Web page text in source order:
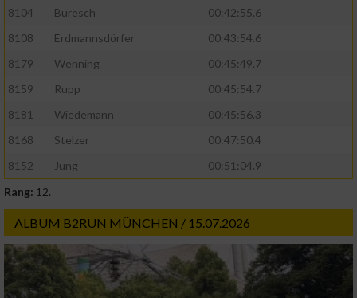
8104
Buresch
00:42:55.6
8108
Erdmannsdörfer
00:43:54.6
8179
Wenning
00:45:49.7
8159
Rupp
00:45:54.7
8181
Wiedemann
00:45:56.3
8168
Stelzer
00:47:50.4
8152
Jung
00:51:04.9
Rang: 12.
ALBUM B2RUN MÜNCHEN / 15.07.2026